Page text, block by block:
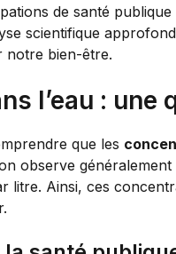
de santé
scientifique
notre bien-être.
l’eau : une
que les
observe généralement
litre. Ainsi, ces